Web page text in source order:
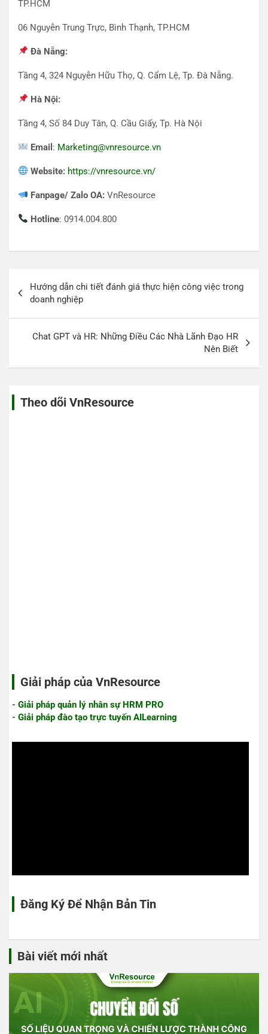
TP.HCM
06 Nguyễn Trung Trực, Bình Thạnh, TP.HCM
Đà Nẵng:
Tầng 4, 324 Nguyễn Hữu Thọ, Q. Cẩm Lệ, Tp. Đà Nẵng.
Hà Nội:
Tầng 4, Số 84 Duy Tân, Q. Cầu Giấy, Tp. Hà Nội
Email : Marketing@vnresource.vn
Website: https://vnresource.vn/
Fanpage/ Zalo OA: VnResource
Hotline: 0914.004.800
hướng
bài
Hướng dẫn chi tiết đánh giá thực hiện công việc trong
doanh nghiệp
Chat GPT và HR: Những Điều Các Nhà Lãnh Đạo HR
Nên Biết
Theo dõi VnResource
Giải pháp của VnResource
- Giải pháp quản lý nhân sự HRM PRO
- Giải pháp đào tạo trực tuyến AILearning
Đăng Ký Để Nhận Bản Tin
Bài viết mới nhất